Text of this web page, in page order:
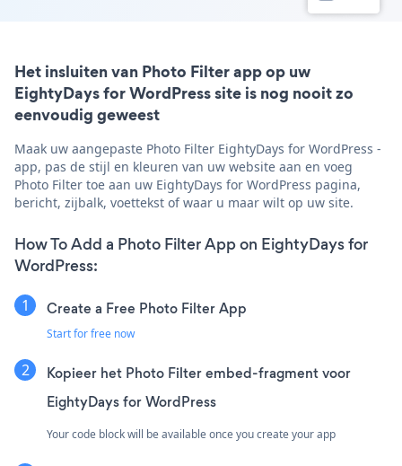
Het insluiten van Photo Filter app op uw
EightyDays for WordPress site is nog nooit zo
eenvoudig geweest
Maak uw aangepaste Photo Filter EightyDays for WordPress -
app, pas de stijl en kleuren van uw website aan en voeg
Photo Filter toe aan uw EightyDays for WordPress pagina,
bericht, zijbalk, voettekst of waar u maar wilt op uw site.
How To Add a Photo Filter App on EightyDays for
WordPress:
Create a Free Photo Filter App
Start for free now
Kopieer het Photo Filter embed-fragment voor
EightyDays for WordPress
Your code block will be available once you create your app